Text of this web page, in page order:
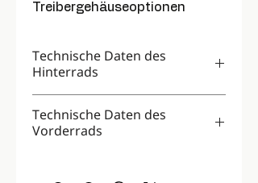
Treibergehäuseoptionen
Technische Daten des
Hinterrads
Felgenhöhe
21,2 mm
Technische Daten des
Vorderrads